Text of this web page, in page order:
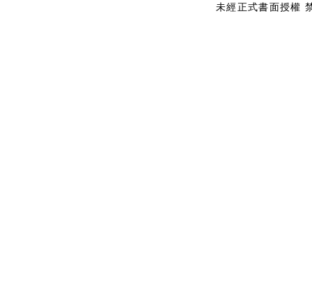
未經正式書面授權